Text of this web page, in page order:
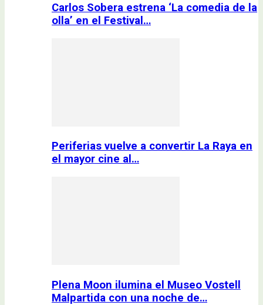
Carlos Sobera estrena ‘La comedia de la
olla’ en el Festival…
Periferias vuelve a convertir La Raya en
el mayor cine al…
Plena Moon ilumina el Museo Vostell
Malpartida con una noche de…